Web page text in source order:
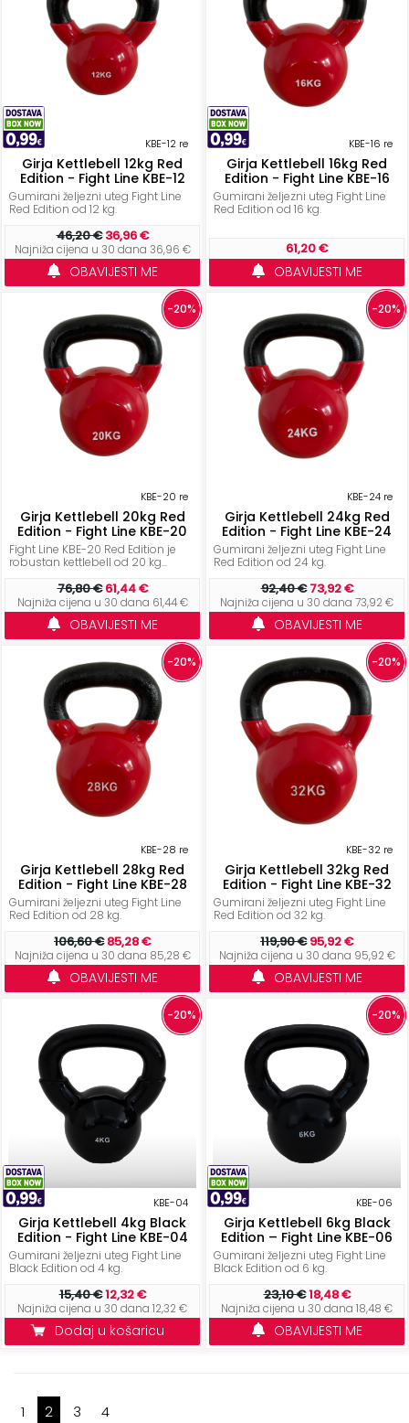
KBE-12 re
Girja Kettlebell 12kg Red
Edition - Fight Line KBE-12
Gumirani željezni uteg Fight Line
Red Edition od 12 kg.
46,20 €36,96 €
Najniža cijena u 30 dana 36,96 €
OBAVIJESTI ME
KBE-16 re
Girja Kettlebell 16kg Red
Edition - Fight Line KBE-16
Gumirani željezni uteg Fight Line
Red Edition od 16 kg.
61,20 €
OBAVIJESTI ME
-20%
KBE-20 re
Girja Kettlebell 20kg Red
Edition - Fight Line KBE-20
Fight Line KBE-20 Red Edition je
robustan kettlebell od 20 kg...
76,80 €61,44 €
Najniža cijena u 30 dana 61,44 €
OBAVIJESTI ME
-20%
KBE-24 re
Girja Kettlebell 24kg Red
Edition - Fight Line KBE-24
Gumirani željezni uteg Fight Line
Red Edition od 24 kg.
92,40 €73,92 €
Najniža cijena u 30 dana 73,92 €
OBAVIJESTI ME
-20%
KBE-28 re
Girja Kettlebell 28kg Red
Edition - Fight Line KBE-28
Gumirani željezni uteg Fight Line
Red Edition od 28 kg.
106,60 €85,28 €
Najniža cijena u 30 dana 85,28 €
OBAVIJESTI ME
-20%
KBE-32 re
Girja Kettlebell 32kg Red
Edition - Fight Line KBE-32
Gumirani željezni uteg Fight Line
Red Edition od 32 kg.
119,90 €95,92 €
Najniža cijena u 30 dana 95,92 €
OBAVIJESTI ME
-20%
KBE-04
Girja Kettlebell 4kg Black
Edition - Fight Line KBE-04
Gumirani željezni uteg Fight Line
Black Edition od 4 kg.
15,40 €12,32 €
Najniža cijena u 30 dana 12,32 €
Dodaj u košaricu
-20%
KBE-06
Girja Kettlebell 6kg Black
Edition – Fight Line KBE-06
Gumirani željezni uteg Fight Line
Black Edition od 6 kg.
23,10 €18,48 €
Najniža cijena u 30 dana 18,48 €
OBAVIJESTI ME
1 2 3 4